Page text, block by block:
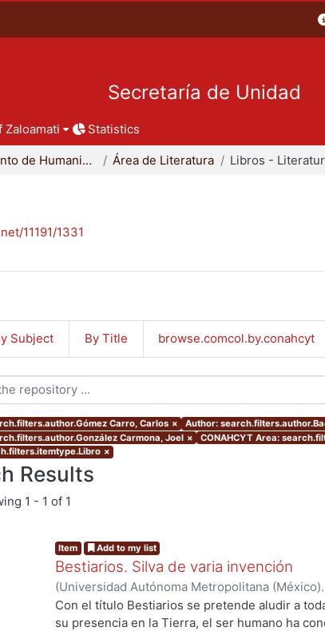
Secretaría de Unidad
Zaloamati Statistics
Departamento de Humanidades Área de Literatura Libros -
11191/1331
Subject By Title browse.comcol.by.conahcyt
Carro, Carlos × Author:
Carmona, Joel × CONAHCYT Area:
×
Results
1 - 1 of 1
Item Add to my list
Bestiarios. Silva de varia invención
(Universidad Autónoma Metropolitana (México).
Aguilar, Enrique;Benítez, Ana;Rudoy Callejas,
Vladimiro;Mata Juarez, Oscar;Rojas, Francisco
Con el título Bestiarios se pretende aludir a
su presencia en la Tierra, el ser humano ha